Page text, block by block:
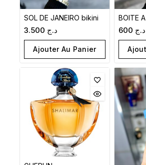
SOL DE JANEIRO bikini
د.ج
Ajouter Au Panier
BOITE
د.ج